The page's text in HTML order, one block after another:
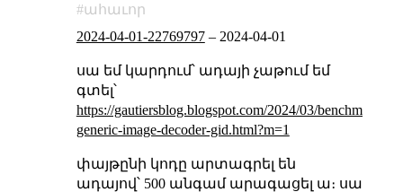
ահաւոր
2024-04-01-22769797– 2024-04-01
սա եմ կարդում՝ ադայի չաթում եմ
գտել՝
https://gautiersblog.blogspot.com/2024/03/benchmarking-
generic-image-decoder-gid.html?m=1
փայթընի կոդը արտագրել են
ադայով՝ 500 անգամ արագացել ա։ սա